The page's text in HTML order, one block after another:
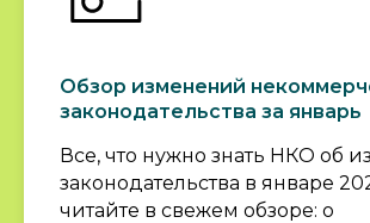
Обзор изменений
законодательства за январь
Все, что нужно знать НКО об
законодательства в январе
читайте в свежем обзоре: о